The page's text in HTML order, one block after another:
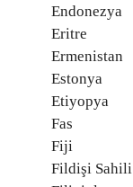
Endonezya
Eritre
Ermenistan
Estonya
Etiyopya
Fas
Fiji
Fildişi Sahili